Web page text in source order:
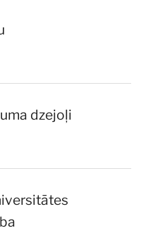
dzejoļi